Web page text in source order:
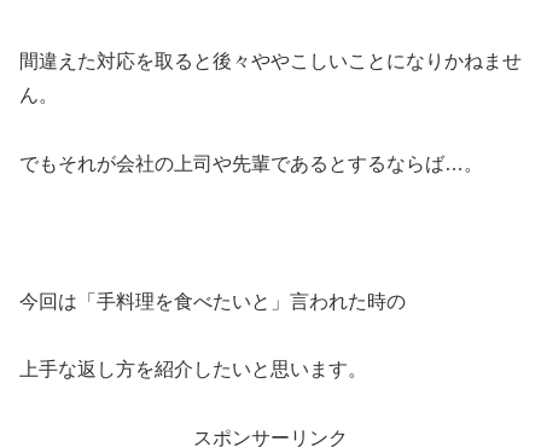
間違えた対応を取ると後々ややこしいことになりかねませ
ん。
でもそれが会社の上司や先輩であるとするならば…。
今回は「手料理を食べたいと」言われた時の
上手な返し方を紹介したいと思います。
スポンサーリンク